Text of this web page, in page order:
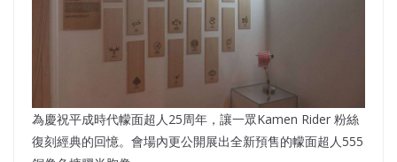
為慶祝平成時代幪面超人25周年，讓一眾Kamen Rider 粉絲
復刻經典的回憶。會場內更公開展出全新預售的幪面超人555